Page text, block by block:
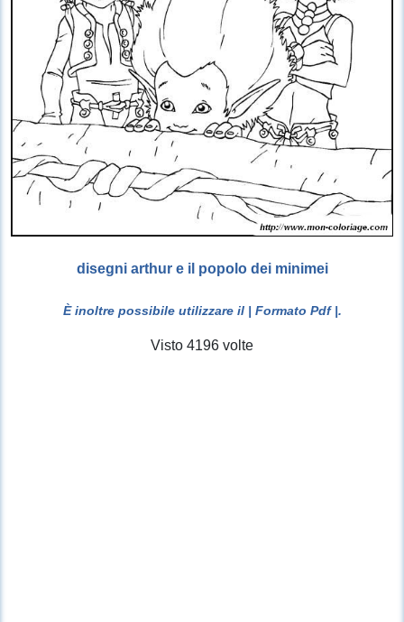
disegni arthur e il popolo dei minimei
È inoltre possibile utilizzare il | Formato Pdf |.
Visto 4196 volte